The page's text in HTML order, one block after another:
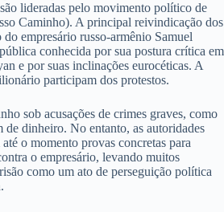
lideradas pelo movimento político de
Caminho). A principal reivindicação dos
empresário russo-armênio Samuel
conhecida por sua postura crítica em
e por suas inclinações eurocéticas. A
participam dos protestos.
sob acusações de crimes graves, como
de dinheiro. No entanto, as autoridades
o momento provas concretas para
o empresário, levando muitos
como um ato de perseguição política